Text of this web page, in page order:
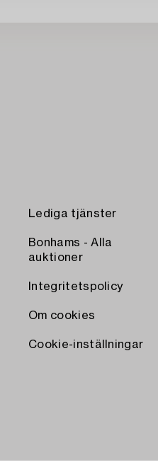
Lediga tjänster
Bonhams - Alla
auktioner
Integritetspolicy
Om cookies
Cookie-inställningar